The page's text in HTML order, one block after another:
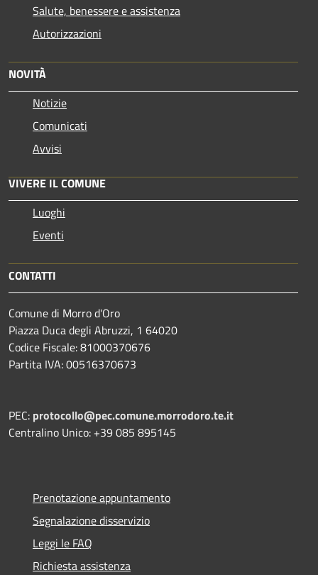
Salute, benessere e assistenza
Autorizzazioni
NOVITÀ
Notizie
Comunicati
Avvisi
VIVERE IL COMUNE
Luoghi
Eventi
CONTATTI
Comune di Morro d'Oro
Piazza Duca degli Abruzzi, 1 64020
Codice Fiscale: 81000370676
Partita IVA: 00516370673
PEC: protocollo@pec.comune.morrodoro.te.it
Centralino Unico: +39 085 895145
Prenotazione appuntamento
Segnalazione disservizio
Leggi le FAQ
Richiesta assistenza